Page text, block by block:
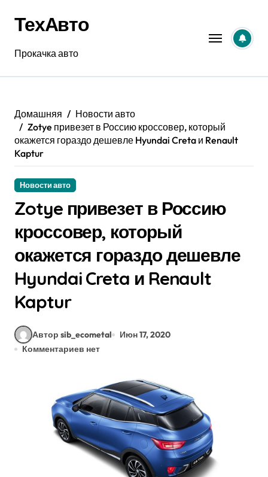
содержанию
ТехАвто
Прокачка авто
Домашняя
Новости авто
Zotye привезет в Россию кроссовер, который
окажется гораздо дешевле Hyundai Creta и Renault
Kaptur
Новости авто
Zotye привезет в Россию
кроссовер, который
окажется гораздо дешевле
Hyundai Creta и Renault
Kaptur
Автор sib_ecometal
Июн 17, 2020
Комментариев нет